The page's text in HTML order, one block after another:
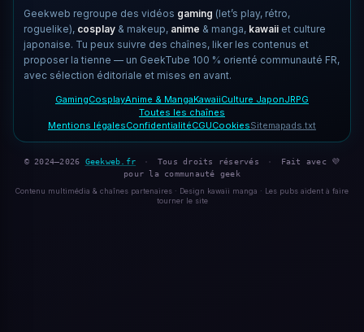
Geekweb regroupe des vidéos gaming (let’s play, rétro,
roguelike), cosplay & makeup, anime & manga, kawaii et culture
japonaise. Tu peux suivre des chaînes, liker les contenus et
proposer la tienne — un GeekTube 100 % orienté communauté FR,
avec sélection éditoriale et mises en avant.
GamingCosplayAnime & MangaKawaiiCulture JaponJRPG
Toutes les chaînes
Mentions légalesConfidentialitéCGUCookiesSitemapads.txt
© 2024–2026 Geekweb.fr · Tous droits réservés ·
Fait avec 💜
pour la communauté geek
Contenu multimédia & chaînes partenaires · Design kawaii manga · Les pubs aident à faire
tourner le site